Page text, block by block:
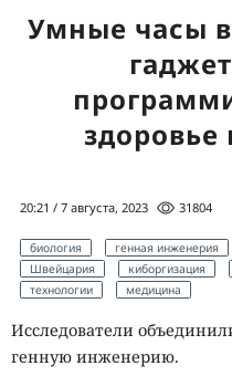
Умные часы
20:21 / 7 августа, 2023 31804
биология генная инженерия
Швейцария
киборгизация
технологии
медицина
Исследователи
генную инженерию.